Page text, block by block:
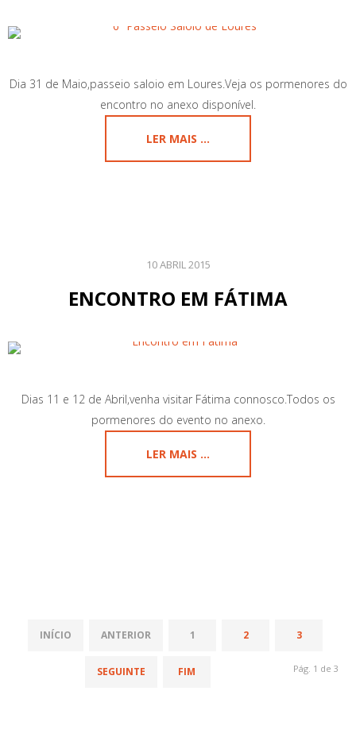
Dia 31 de Maio,passeio saloio em Loures.Veja os pormenores do
encontro no anexo disponível.
LER MAIS ...
10 ABRIL 2015
ENCONTRO EM FÁTIMA
Dias 11 e 12 de Abril,venha visitar Fátima connosco.Todos os
pormenores do evento no anexo.
LER MAIS ...
INÍCIO ANTERIOR 1 2 3
SEGUINTE FIM Pág. 1 de 3